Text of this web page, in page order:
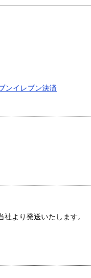
ンイレブン決済
より発送いたします。